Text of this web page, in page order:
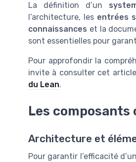
La définition d’un
l’architecture, les entrées
connaissances et la
sont essentielles pour
Pour approfondir la
invite à consulter cet
du Lean.
Les composants
Architecture et
Pour garantir l’efficacité